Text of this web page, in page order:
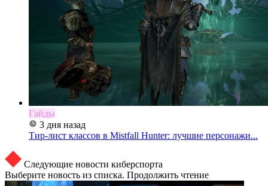
Гайды
3 дня назад
Тир-лист классов в Mistfall Hunter: лучшие персонажи...
Следующие новости киберспорта
Выберите новость из списка. Продолжить чтение